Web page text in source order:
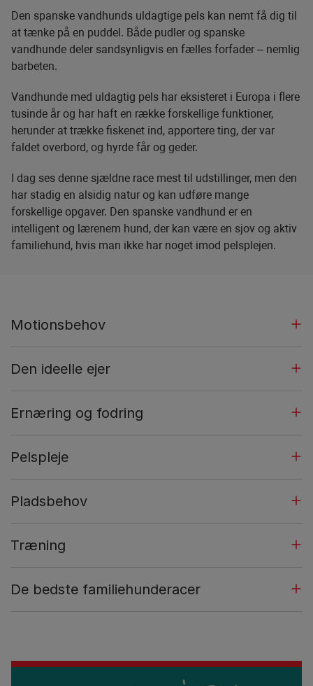
Den spanske vandhunds uldagtige pels kan nemt få dig til
at tænke på en puddel. Både pudler og spanske
vandhunde deler sandsynligvis en fælles forfader – nemlig
barbeten.
Vandhunde med uldagtig pels har eksisteret i Europa i flere
tusinde år og har haft en række forskellige funktioner,
herunder at trække fiskenet ind, apportere ting, der var
faldet overbord, og hyrde får og geder.
I dag ses denne sjældne race mest til udstillinger, men den
har stadig en alsidig natur og kan udføre mange
forskellige opgaver. Den spanske vandhund er en
intelligent og lærenem hund, der kan være en sjov og aktiv
familiehund, hvis man ikke har noget imod pelsplejen.
Motionsbehov
Den ideelle ejer
Ernæring og fodring
Pelspleje
Pladsbehov
Træning
De bedste familiehunderacer